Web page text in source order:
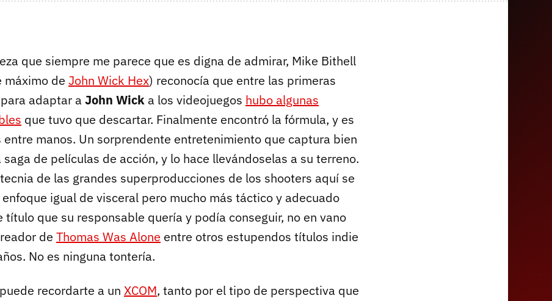
que siempre me parece que es digna de admirar, Mike Bithell
máximo de John Wick Hex) reconocía que entre las primeras
adaptar a John Wick a los videojuegos hubo algunas
que tuvo que descartar. Finalmente encontró la fórmula, y es
entre manos. Un sorprendente entretenimiento que captura bien
de películas de acción, y lo hace llevándoselas a su terreno.
de las grandes superproducciones de los shooters aquí se
igual de visceral pero mucho más táctico y adecuado
título que su responsable quería y podía conseguir, no en vano
de Thomas Was Alone entre otros estupendos títulos indie
No es ninguna tontería.
recordarte a un XCOM, tanto por el tipo de perspectiva que